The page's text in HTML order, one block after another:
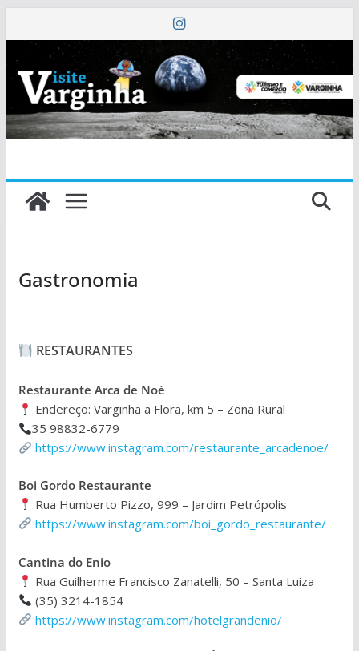
para
conteúdo
Gastronomia
RESTAURANTES
Restaurante Arca de Noé
Endereço: Varginha a Flora, km 5 – Zona Rural
35 98832-6779
https://www.instagram.com/restaurante_arcadenoe/
Boi Gordo Restaurante
Rua Humberto Pizzo, 999 – Jardim Petrópolis
https://www.instagram.com/boi_gordo_restaurante/
Cantina do Enio
Rua Guilherme Francisco Zanatelli, 50 – Santa Luiza
(35) 3214-1854
https://www.instagram.com/hotelgrandenio/